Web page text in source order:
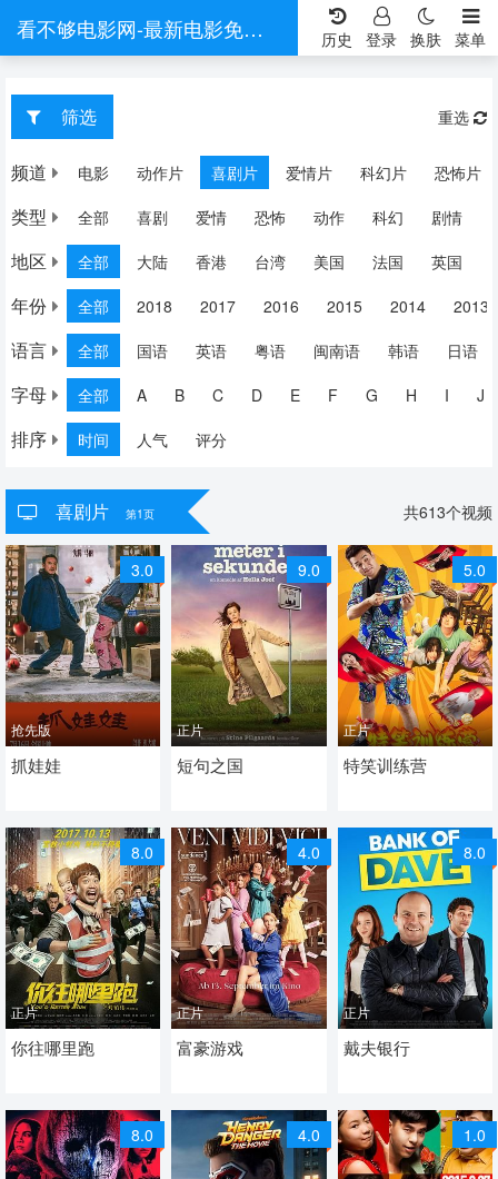
看不够电影网-最新电影免费在线观看-热门电视剧全集在线看 菜单
换肤
登录
历史
筛选 重选
频道 电影 动作片 喜剧片 爱情片 科幻片 恐怖片
类型 全部 喜剧 爱情 恐怖 动作 科幻 剧情
地区 全部 大陆 香港 台湾 美国 法国 英国
年份 全部 2018 2017 2016 2015 2014 2013
语言 全部 国语 英语 粤语 闽南语 韩语 日语
字母 全部 A B C D E F G H I J
排序 时间 人气 评分
喜剧片 第1页 共613个视频
3.0
抢先版
2024 / 中国大陆 / 汉语
喜剧 喜剧片
抓娃娃
9.0
正片
2023 / 丹麦 / 丹麦语
短句之国
5.0
正片
2024 / 中国大陆 / 汉语
喜剧 喜剧片
特笑训练营
8.0
正片
2017 / 中国大陆 / 汉语
喜剧 喜剧片
你往哪里跑
4.0
正片
2024 / 奥地利 / 德语
富豪游戏
8.0
正片
2023 / 英国 / 英语
戴夫银行
8.0 4.0 1.0